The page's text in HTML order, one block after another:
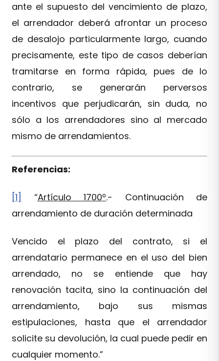
ante el supuesto del vencimiento de plazo,
el arrendador deberá afrontar un proceso
de desalojo particularmente largo, cuando
precisamente, este tipo de casos deberían
tramitarse en forma rápida, pues de lo
contrario, se generarán perversos
incentivos que perjudicarán, sin duda, no
sólo a los arrendadores sino al mercado
mismo de arrendamientos.
Referencias:
[1] “Artículo 1700º.- Continuación de
arrendamiento de duración determinada
Vencido el plazo del contrato, si el
arrendatario permanece en el uso del bien
arrendado, no se entiende que hay
renovación tacita, sino la continuación del
arrendamiento, bajo sus mismas
estipulaciones, hasta que el arrendador
solicite su devolución, la cual puede pedir en
cualquier momento.”